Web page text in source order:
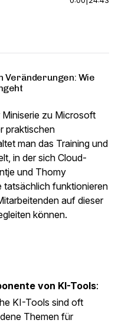
Veränderungen: Wie
zu Microsoft
praktischen
man das Training und
in der sich Cloud-
und Thomy
tatsächlich funktionieren
auf dieser
können.
von KI-Tools:
KI-Tools sind oft
Themen für